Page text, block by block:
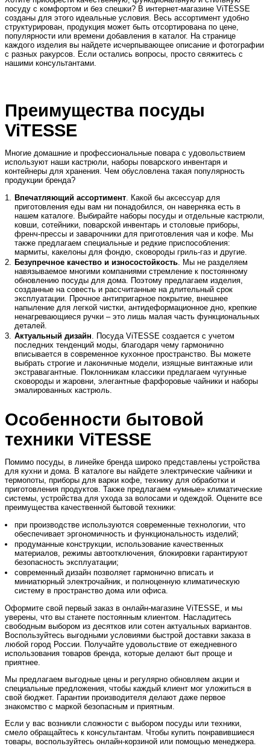
посуду с комфортом и без спешки? В интернет-магазине ViTESSE
созданы для этого идеальные условия. Весь ассортимент удобно
структурирован, продукция может быть отсортирована по цене,
популярности или времени добавления в каталог. На странице
каждого изделия вы найдете исчерпывающее описание и фотографии
с разных ракурсов. Если остались вопросы, просто свяжитесь с
нашими консультантами.
Преимущества посуды
ViTESSE
Многие домашние и профессиональные повара с удовольствием
используют наши кастрюли, наборы поварского инвентаря и
контейнеры для хранения. Чем обусловлена такая популярность
продукции бренда?
Впечатляющий ассортимент. Какой бы аксессуар для
приготовления еды вам ни понадобился, он наверняка есть в
нашем каталоге. Выбирайте наборы посуды и отдельные кастрюли,
ковши, сотейники, поварской инвентарь и столовые приборы,
френч-прессы и заварочники для приготовления чая и кофе. Мы
также предлагаем специальные и редкие приспособления:
мармиты, какелоны для фондю, сковороды гриль-газ и другие.
Безупречное качество и износостойкость. Мы не разделяем
навязываемое многими компаниями стремление к постоянному
обновлению посуды для дома. Поэтому предлагаем изделия,
созданные на совесть и рассчитанные на длительный срок
эксплуатации. Прочное антипригарное покрытие, внешнее
напыление для легкой чистки, антидеформационное дно, крепкие
ненагревающиеся ручки – это лишь малая часть функциональных
деталей.
Актуальный дизайн. Посуда ViTESSE создается с учетом
последних тенденций моды, благодаря чему гармонично
вписывается в современное кухонное пространство. Вы можете
выбрать строгие и лаконичные модели, изящные винтажные или
экстравагантные. Поклонникам классики предлагаем чугунные
сковороды и жаровни, элегантные фарфоровые чайники и наборы
эмалированных кастрюль.
Особенности бытовой
техники ViTESSE
Помимо посуды, в линейке бренда широко представлены устройства
для кухни и дома. В каталоге вы найдете электрические чайники и
термопоты, приборы для варки кофе, технику для обработки и
приготовления продуктов. Также предлагаем «умные» климатические
системы, устройства для ухода за волосами и одеждой. Оцените все
преимущества качественной бытовой техники:
при производстве используются современные технологии, что
обеспечивает эргономичность и функциональность изделий;
продуманные конструкции, использование качественных
материалов, режимы автоотключения, блокировки гарантируют
безопасность эксплуатации;
современный дизайн позволяет гармонично вписать и
миниатюрный электрочайник, и полноценную климатическую
систему в пространство дома или офиса.
Оформите свой первый заказ в онлайн-магазине ViTESSE, и мы
уверены, что вы станете постоянным клиентом. Насладитесь
свободным выбором из десятков или сотен актуальных вариантов.
Воспользуйтесь выгодными условиями быстрой доставки заказа в
любой город России. Получайте удовольствие от ежедневного
использования товаров бренда, которые делают быт проще и
приятнее.
Мы предлагаем выгодные цены и регулярно обновляем акции и
специальные предложения, чтобы каждый клиент мог уложиться в
свой бюджет. Гарантии производителя делают даже первое
знакомство с маркой безопасным и приятным.
Если у вас возникли сложности с выбором посуды или техники,
смело обращайтесь к консультантам. Чтобы купить понравившиеся
товары, воспользуйтесь онлайн-корзиной или помощью менеджера.